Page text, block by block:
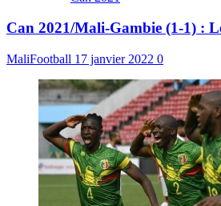
Can 2021/Mali-Gambie (1-1) :
MaliFootball 17 janvier 2022 0